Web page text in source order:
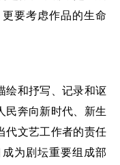
要考虑作品的生命
和抒写、记录和讴
民奔向新时代、新生
代文艺工作者的责任
为剧坛重要组成部